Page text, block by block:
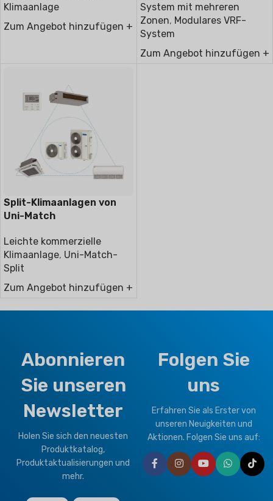
Klimaanlage
Zum Angebot hinzufügen +
System mit mehreren
Zonen, Modulares VRF-
System
Zum Angebot hinzufügen +
Split-Klimaanlagen von
Uni-Match
Leichte kommerzielle
Klimaanlage, Uni-Match-
Split
Zum Angebot hinzufügen +
Abonnieren
Sie unseren
Newsletter
Holen Sie sich den neuesten
Produktkatalog,
Produktaktualisierungen und
mehr.
Folgen Sie
uns
Erfahren Sie als Erster von
unseren Neuigkeiten und
Aktionen. Folgen Sie uns auf: